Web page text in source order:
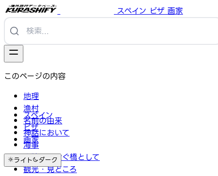
スペイン ビザ 画家
スペイン
ビザ
画家
ライト ダーク
このページの内容
地理
漁村
名前の由来
神話において
海事
大陸をつなぐ橋として
観光・見どころ